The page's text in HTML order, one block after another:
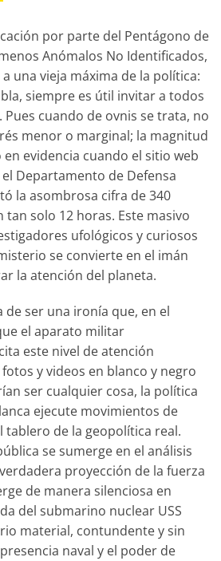
por parte del Pentágono de
Anómalos No Identificados,
una vieja máxima de la política:
siempre es útil invitar a todos
cuando de ovnis se trata, no
menor o marginal; la magnitud
evidencia cuando el sitio web
Departamento de Defensa
la asombrosa cifra de 340
tan solo 12 horas. Este masivo
ufológicos y curiosos
se convierte en el imán
la atención del planeta.
de ser una ironía que, en el
el aparato militar
este nivel de atención
y videos en blanco y negro
ser cualquier cosa, la política
ejecute movimientos de
tablero de la geopolítica real.
se sumerge en el análisis
proyección de la fuerza
de manera silenciosa en
del submarino nuclear USS
material, contundente y sin
naval y el poder de